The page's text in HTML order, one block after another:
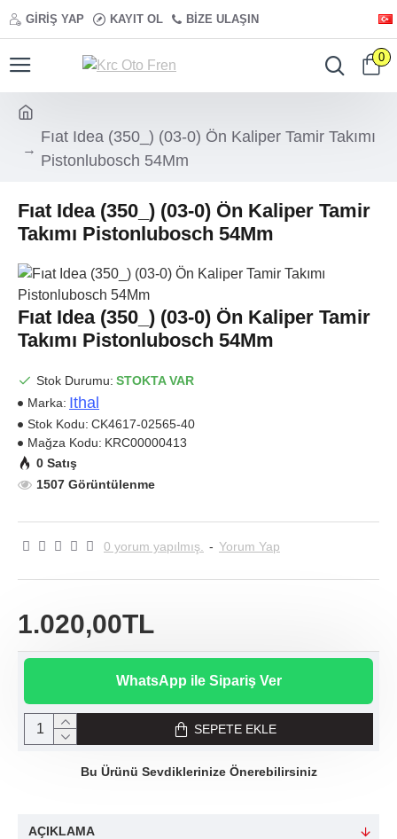
GIRIŞ YAP KAYIT OL BIZE ULAŞIN
0
Fıat Idea (350_) (03-0) Ön Kaliper Tamir Takımı
Pistonlubosch 54Mm
Fıat Idea (350_) (03-0) Ön Kaliper Tamir
Takımı Pistonlubosch 54Mm
Fıat Idea (350_) (03-0) Ön Kaliper Tamir
Takımı Pistonlubosch 54Mm
Stok Durumu: STOKTA VAR
Marka: Ithal
Stok Kodu: CK4617-02565-40
Mağza Kodu: KRC00000413
0 Satış
1507 Görüntülenme
0 yorum yapılmış. - Yorum Yap
1.020,00TL
WhatsApp ile Sipariş Ver
SEPETE EKLE
Bu Ürünü Sevdiklerinize Önerebilirsiniz
AÇIKLAMA